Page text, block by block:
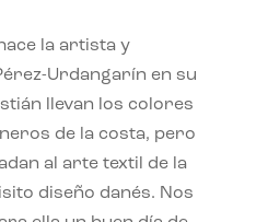
la artista y
Urdangarín en su
llevan los colores
de la costa, pero
al arte textil de la
diseño danés. Nos